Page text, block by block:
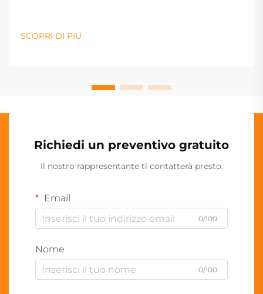
SCOPRI DI PIÙ
Richiedi un preventivo gratuito
Il nostro rappresentante ti contatterà presto.
Email
0/100
Nome
0/100